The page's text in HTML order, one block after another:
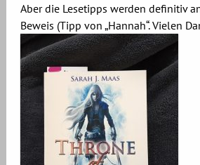
Aber die Lesetipps werden definitiv
Beweis (Tipp von „Hannah“. Vielen